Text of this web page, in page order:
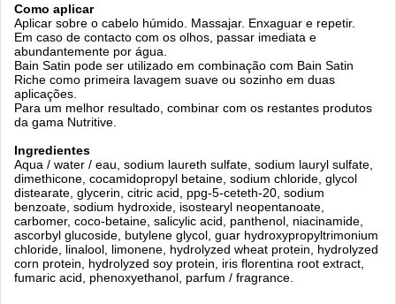
Como aplicar
Aplicar sobre o cabelo húmido. Massajar. Enxaguar e repetir.
Em caso de contacto com os olhos, passar imediata e
abundantemente por água.
Bain Satin pode ser utilizado em combinação com Bain Satin
Riche como primeira lavagem suave ou sozinho em duas
aplicações.
Para um melhor resultado, combinar com os restantes produtos
da gama Nutritive.
Ingredientes
Aqua / water / eau, sodium laureth sulfate, sodium lauryl sulfate,
dimethicone, cocamidopropyl betaine, sodium chloride, glycol
distearate, glycerin, citric acid, ppg-5-ceteth-20, sodium
benzoate, sodium hydroxide, isostearyl neopentanoate,
carbomer, coco-betaine, salicylic acid, panthenol, niacinamide,
ascorbyl glucoside, butylene glycol, guar hydroxypropyltrimonium
chloride, linalool, limonene, hydrolyzed wheat protein, hydrolyzed
corn protein, hydrolyzed soy protein, iris florentina root extract,
fumaric acid, phenoxyethanol, parfum / fragrance.